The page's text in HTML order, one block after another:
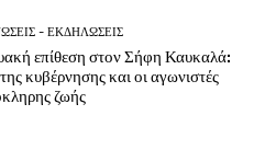
- ΕΚΔΗΛΩΣΕΙΣ
επίθεση στον Σήφη Καυκαλά:
κυβέρνησης και οι αγωνιστές
ζωής